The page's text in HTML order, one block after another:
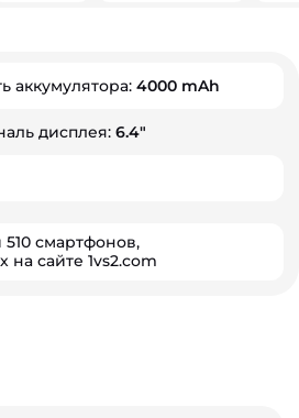
аккумулятора: 4000 mAh
дисплея: 6.4"
смартфонов,
на сайте 1vs2.com